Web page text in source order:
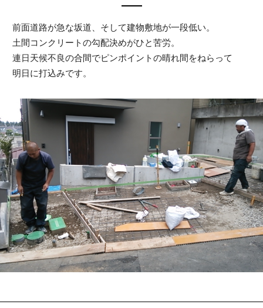
前面道路が急な坂道、そして建物敷地が一段低い。
土間コンクリートの勾配決めがひと苦労。
連日天候不良の合間でピンポイントの晴れ間をねらって
明日に打込みです。